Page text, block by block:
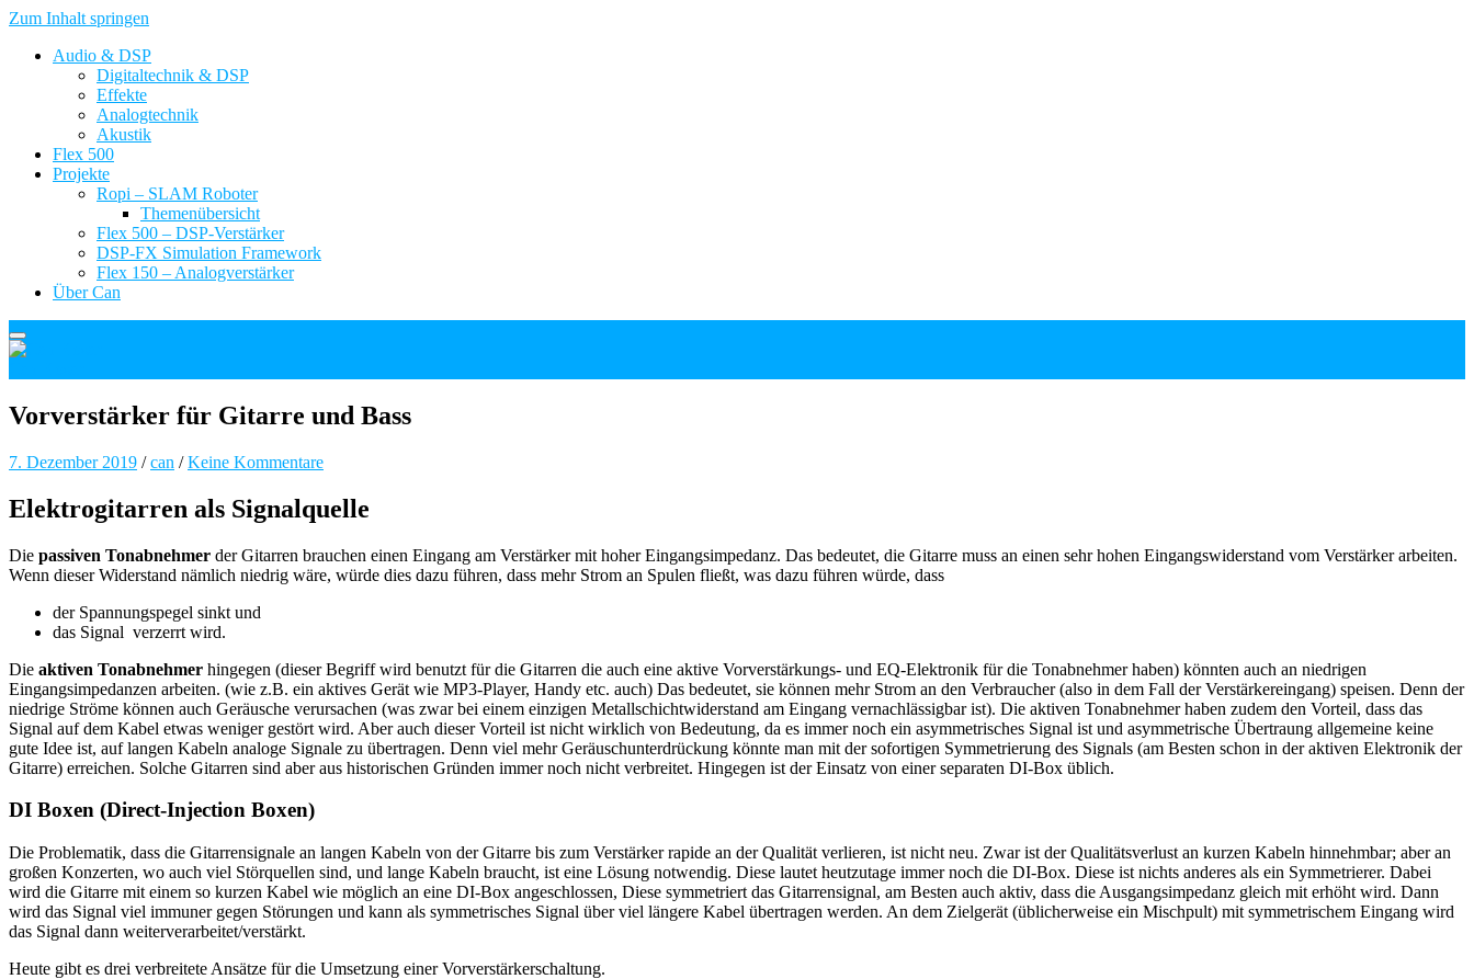
Zum Inhalt springen
Audio & DSP
Digitaltechnik & DSP
Effekte
Analogtechnik
Akustik
Flex 500
Projekte
Ropi – SLAM Roboter
Themenübersicht
Flex 500 – DSP-Verstärker
DSP-FX Simulation Framework
Flex 150 – Analogverstärker
Über Can
Vorverstärker für Gitarre und Bass
7. Dezember 2019 /can /Keine Kommentare
Elektrogitarren als Signalquelle
Die passiven Tonabnehmer der Gitarren brauchen einen Eingang am Verstärker mit hoher Eingangsimpedanz. Das bedeutet, die Gitarre muss an einen sehr hohen Eingangswiderstand vom Verstärker arbeiten.
Wenn dieser Widerstand nämlich niedrig wäre, würde dies dazu führen, dass mehr Strom an Spulen fließt, was dazu führen würde, dass
der Spannungspegel sinkt und
das Signal verzerrt wird.
Die aktiven Tonabnehmer hingegen (dieser Begriff wird benutzt für die Gitarren die auch eine aktive Vorverstärkungs- und EQ-Elektronik für die Tonabnehmer haben) könnten auch an niedrigen
Eingangsimpedanzen arbeiten. (wie z.B. ein aktives Gerät wie MP3-Player, Handy etc. auch) Das bedeutet, sie können mehr Strom an den Verbraucher (also in dem Fall der Verstärkereingang) speisen. Denn der
niedrige Ströme können auch Geräusche verursachen (was zwar bei einem einzigen Metallschichtwiderstand am Eingang vernachlässigbar ist). Die aktiven Tonabnehmer haben zudem den Vorteil, dass das
Signal auf dem Kabel etwas weniger gestört wird. Aber auch dieser Vorteil ist nicht wirklich von Bedeutung, da es immer noch ein asymmetrisches Signal ist und asymmetrische Übertraung allgemeine keine
gute Idee ist, auf langen Kabeln analoge Signale zu übertragen. Denn viel mehr Geräuschunterdrückung könnte man mit der sofortigen Symmetrierung des Signals (am Besten schon in der aktiven Elektronik der
Gitarre) erreichen. Solche Gitarren sind aber aus historischen Gründen immer noch nicht verbreitet. Hingegen ist der Einsatz von einer separaten DI-Box üblich.
DI Boxen (Direct-Injection Boxen)
Die Problematik, dass die Gitarrensignale an langen Kabeln von der Gitarre bis zum Verstärker rapide an der Qualität verlieren, ist nicht neu. Zwar ist der Qualitätsverlust an kurzen Kabeln hinnehmbar; aber an
großen Konzerten, wo auch viel Störquellen sind, und lange Kabeln braucht, ist eine Lösung notwendig. Diese lautet heutzutage immer noch die DI-Box. Diese ist nichts anderes als ein Symmetrierer. Dabei
wird die Gitarre mit einem so kurzen Kabel wie möglich an eine DI-Box angeschlossen, Diese symmetriert das Gitarrensignal, am Besten auch aktiv, dass die Ausgangsimpedanz gleich mit erhöht wird. Dann
wird das Signal viel immuner gegen Störungen und kann als symmetrisches Signal über viel längere Kabel übertragen werden. An dem Zielgerät (üblicherweise ein Mischpult) mit symmetrischem Eingang wird
das Signal dann weiterverarbeitet/verstärkt.
Heute gibt es drei verbreitete Ansätze für die Umsetzung einer Vorverstärkerschaltung.